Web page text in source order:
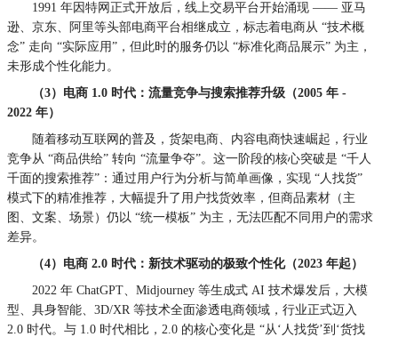
1991 年因特网正式开放后，线上交易平台开始涌现 —— 亚马
逊、京东、阿里等头部电商平台相继成立，标志着电商从 “技术概
念” 走向 “实际应用”，但此时的服务仍以 “标准化商品展示” 为主，
未形成个性化能力。
（3）电商 1.0 时代：流量竞争与搜索推荐升级（2005 年 -
2022 年）
随着移动互联网的普及，货架电商、内容电商快速崛起，行业
竞争从 “商品供给” 转向 “流量争夺”。这一阶段的核心突破是 “千人
千面的搜索推荐”：通过用户行为分析与简单画像，实现 “人找货”
模式下的精准推荐，大幅提升了用户找货效率，但商品素材（主
图、文案、场景）仍以 “统一模板” 为主，无法匹配不同用户的需求
差异。
（4）电商 2.0 时代：新技术驱动的极致个性化（2023 年起）
2022 年 ChatGPT、Midjourney 等生成式 AI 技术爆发后，大模
型、具身智能、3D/XR 等技术全面渗透电商领域，行业正式迈入
2.0 时代。与 1.0 时代相比，2.0 的核心变化是 “从‘人找货’到‘货找